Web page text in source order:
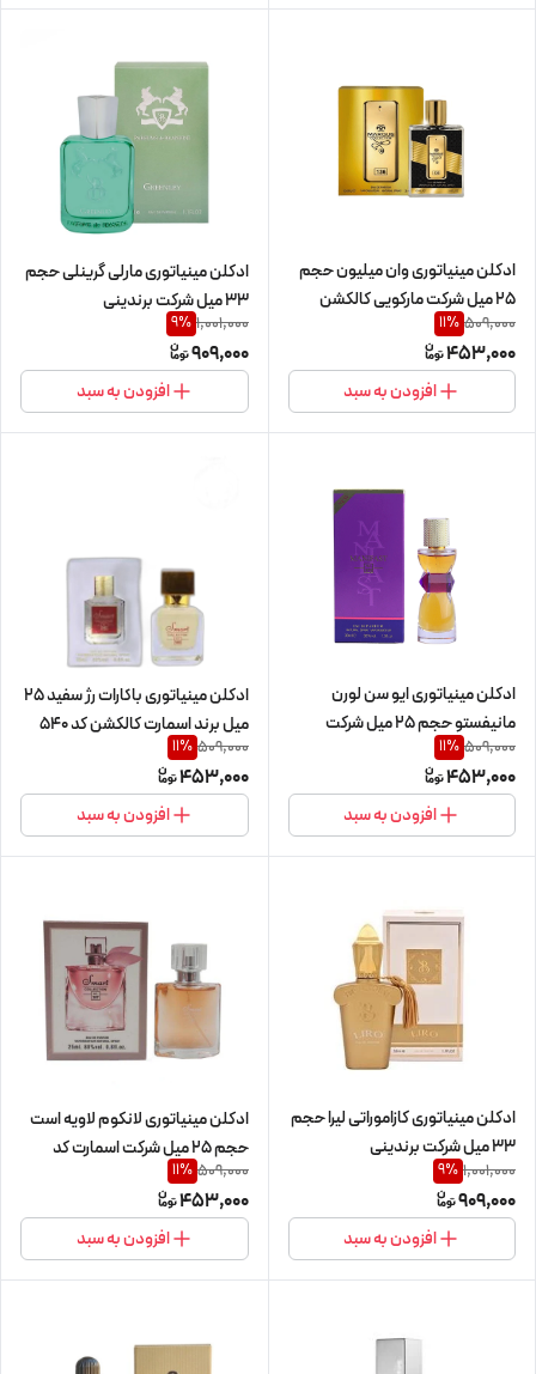
ادکلن مینیاتوری وان میلیون حجم
25 میل شرکت مارکویی کالکشن
509,000
11%
453,000
افزودن به سبد
ادکلن مینیاتوری مارلی گرینلی حجم
33 میل شرکت برندینی
1,001,000
9%
909,000
افزودن به سبد
ادکلن مینیاتوری ایو سن لورن
مانیفستو حجم 25 میل شرکت
اسمارت کد 370
509,000
11%
453,000
افزودن به سبد
ادکلن مینیاتوری باکارات رژ سفید 25
میل برند اسمارت کالکشن کد 540
509,000
11%
453,000
افزودن به سبد
ادکلن مینیاتوری کازاموراتی لیرا حجم
33 میل شرکت برندینی
1,001,000
9%
909,000
افزودن به سبد
ادکلن مینیاتوری لانکوم لاویه است
حجم 25 میل شرکت اسمارت کد
387
509,000
11%
453,000
افزودن به سبد